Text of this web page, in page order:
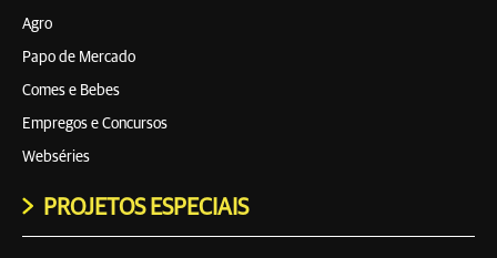
Agro
Papo de Mercado
Comes e Bebes
Empregos e Concursos
Webséries
PROJETOS ESPECIAIS